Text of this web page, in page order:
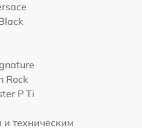
Rock
P Ti
техническим